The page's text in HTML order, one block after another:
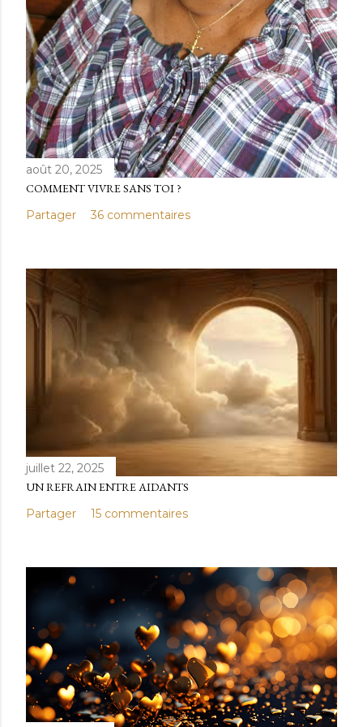
août 20, 2025
COMMENT VIVRE SANS TOI ?
Partager
36 commentaires
juillet 22, 2025
UN REFRAIN ENTRE AIDANTS
Partager
15 commentaires